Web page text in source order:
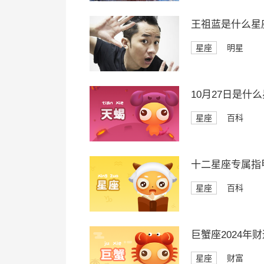
王祖蓝是什么星
星座 明星
10月27日是什
星座 百科
十二星座专属指
星座 百科
巨蟹座2024年
星座 财富